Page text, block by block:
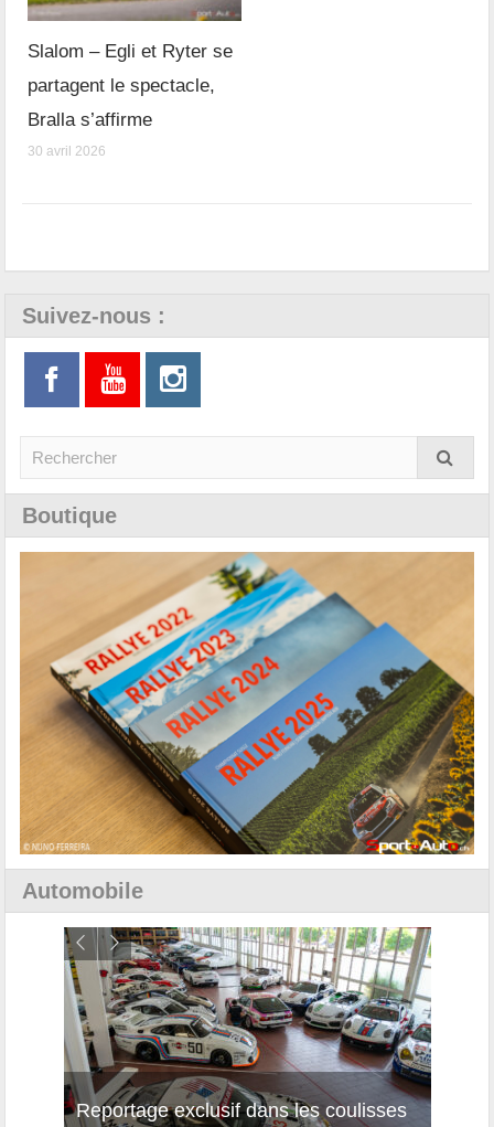
Slalom – Egli et Ryter se
partagent le spectacle,
Bralla s’affirme
30 avril 2026
Suivez-nous :
Boutique
Automobile
Reportage exclusif dans les coulisses
Découverte de la nouvelle Ferrari